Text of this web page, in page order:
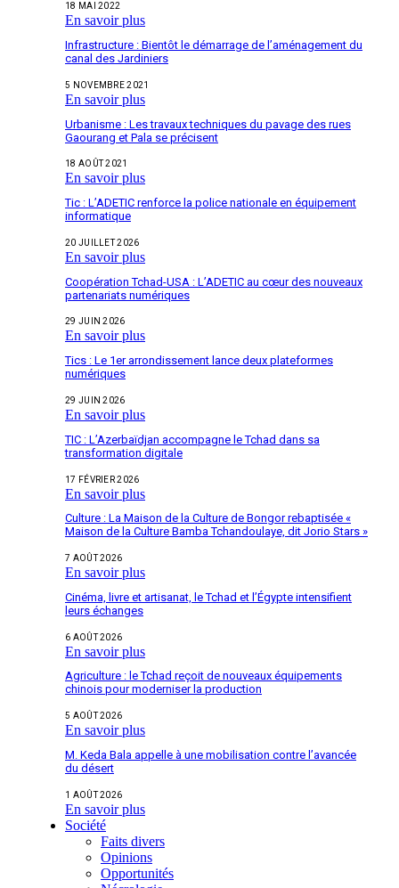
18 MAI 2022
En savoir plus
Infrastructure : Bientôt le démarrage de l’aménagement du
canal des Jardiniers
5 NOVEMBRE 2021
En savoir plus
Urbanisme : Les travaux techniques du pavage des rues
Gaourang et Pala se précisent
18 AOÛT 2021
En savoir plus
Tic : L’ADETIC renforce la police nationale en équipement
informatique
20 JUILLET 2026
En savoir plus
Coopération Tchad-USA : L’ADETIC au cœur des nouveaux
partenariats numériques
29 JUIN 2026
En savoir plus
Tics : Le 1er arrondissement lance deux plateformes
numériques
29 JUIN 2026
En savoir plus
TIC : L’Azerbaïdjan accompagne le Tchad dans sa
transformation digitale
17 FÉVRIER 2026
En savoir plus
Culture : La Maison de la Culture de Bongor rebaptisée «
Maison de la Culture Bamba Tchandoulaye, dit Jorio Stars »
7 AOÛT 2026
En savoir plus
Cinéma, livre et artisanat, le Tchad et l’Égypte intensifient
leurs échanges
6 AOÛT 2026
En savoir plus
Agriculture : le Tchad reçoit de nouveaux équipements
chinois pour moderniser la production
5 AOÛT 2026
En savoir plus
M. Keda Bala appelle à une mobilisation contre l’avancée
du désert
1 AOÛT 2026
En savoir plus
Société
Faits divers
Opinions
Opportunités